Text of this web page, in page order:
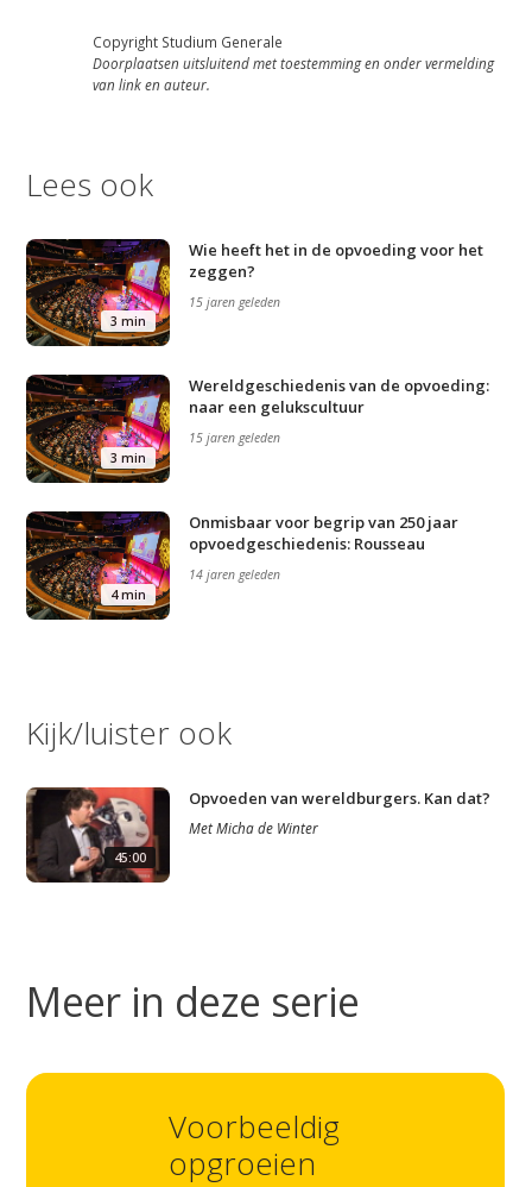
Studium Generale
Podcast
Artikelen
Copyright Studium Generale
Doorplaatsen uitsluitend met toestemming en onder vermelding
van link en auteur.
Lees ook
3 min
Wie heeft het in de opvoeding voor het
zeggen?
15 jaren geleden
3 min
Wereldgeschiedenis van de opvoeding:
naar een gelukscultuur
15 jaren geleden
4 min
Onmisbaar voor begrip van 250 jaar
opvoedgeschiedenis: Rousseau
14 jaren geleden
Kijk/luister ook
45:00
Opvoeden van wereldburgers. Kan dat?
MetMicha de Winter
Meer in deze serie
Voorbeeldig
opgroeien